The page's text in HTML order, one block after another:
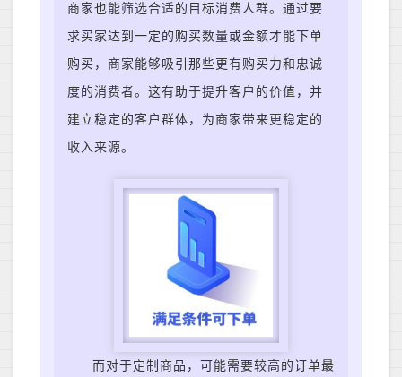
商家也能筛选合适的目标消费人群。 通过要
求买家达到一定的购买数量或金额才能下单
购买，商家能够吸引那些更有购买力和忠诚
度的消费者。这有助于提升客户的价值，并
建立稳定的客户群体，为商家带来更稳定的
收入来源。
而 对于定制商品，可能需要较高的订单最